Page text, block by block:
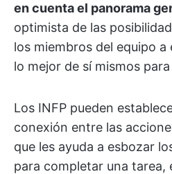
en cuenta el panorama
optimista de las
los miembros del equipo
lo mejor de sí mismos
Los INFP pueden
conexión entre las
que les ayuda a esbozar
para completar una tarea,